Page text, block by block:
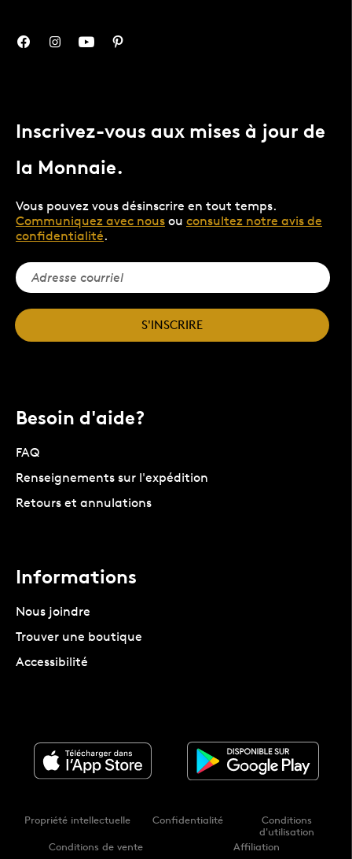
Inscrivez-vous aux mises à jour de
la Monnaie.
Vous pouvez vous désinscrire en tout temps.
Communiquez avec nous ou consultez notre avis de
confidentialité.
S'INSCRIRE
Besoin d'aide?
FAQ
Renseignements sur l'expédition
Retours et annulations
Informations
Nous joindre
Trouver une boutique
Accessibilité
Propriété intellectuelle Confidentialité
Conditions
d'utilisation
Conditions de vente
Affiliation